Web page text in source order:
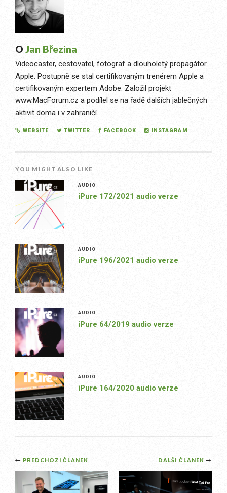
O Jan Březina
Videocaster, cestovatel, fotograf a dlouholetý propagátor
Apple. Postupně se stal certifikovaným trenérem Apple a
certifikovaným expertem Adobe. Založil projekt
www.MacForum.cz a podílel se na řadě dalších jablečných
aktivit doma i v zahraničí.
WEBSITE TWITTER FACEBOOK INSTAGRAM
YOU MIGHT ALSO LIKE
AUDIO
iPure 172/2021 audio verze
AUDIO
iPure 196/2021 audio verze
AUDIO
iPure 64/2019 audio verze
AUDIO
iPure 164/2020 audio verze
Post
navigation
DALŠÍ ČLÁNEK
PŘEDCHOZÍ ČLÁNEK